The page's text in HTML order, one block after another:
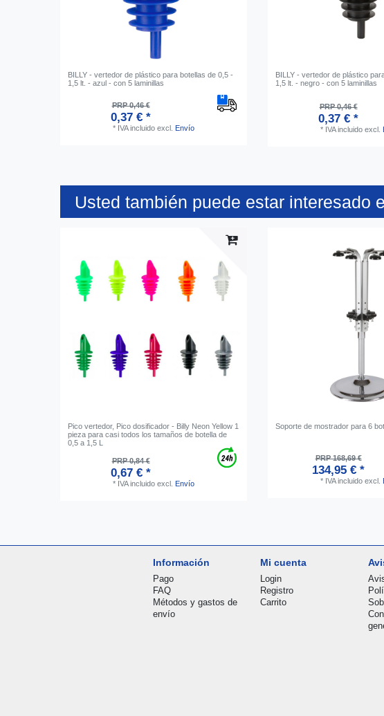
BILLY - vertedor de plástico para botellas de 0,5 -
1,5 lt. - azul - con 5 laminillas
PRP 0,46 €
0,37 € *
* IVA incluido excl. Envío
BILLY - vertedor de plástico
1,5 lt. - negro - con 5 laminillas
PRP 0,46 €
0,37 € *
* IVA incluido excl.
Usted también puede estar interesado
Pico vertedor, Pico dosificador - Billy Neon Yellow 1
pieza para casi todos los tamaños de botella de
0,5 a 1,5 L
PRP 0,84 €
0,67 € *
* IVA incluido excl. Envío
Soporte de mostrador para 6
PRP 168,69 €
134,95 € *
* IVA incluido excl.
Información
Pago
FAQ
Métodos y gastos de
envío
Mi cuenta
Login
Registro
Carrito